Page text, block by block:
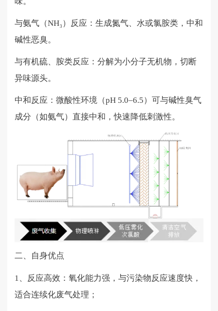
与氨气（NH₃）反应：生成氮气、水或氯胺类，中和
碱性恶臭。
与有机硫、胺类反应：分解为小分子无机物，切断
异味源头。
中和反应：微酸性环境（pH 5.0–6.5）可与碱性臭气
成分（如氨气）直接中和，快速降低刺激性。
二、自身优点
1、反应高效：氧化能力强，与污染物反应速度快，
适合连续化废气处理；